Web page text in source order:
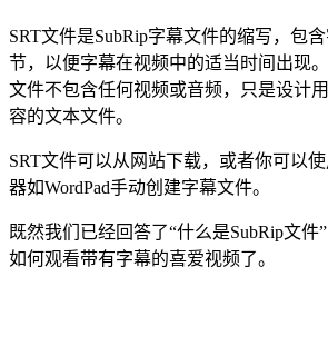
SRT文件是SubRip字幕文件的缩写，包
节，以便字幕在视频中的适当时间出现
文件不包含任何视频或音频，只是设计
容的文本文件。
SRT文件可以从网站下载，或者你可以
器如WordPad手动创建字幕文件。
既然我们已经回答了“什么是SubRip文件
如何观看带有字幕的喜爱视频了。